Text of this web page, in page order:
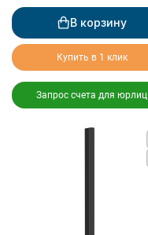
В корзину
Купить в 1 клик
Запрос счета для юрлиц